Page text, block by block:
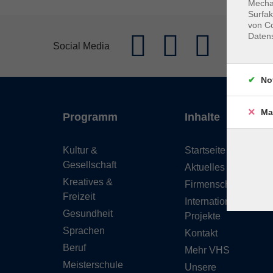
Social Media
Programm
Kultur &
Gesellschaft
Kreatives &
Freizeit
Gesundheit
Sprachen
Beruf
Meisterschule
Inhalte
Startseite
Aktuelles
Firmenschulungen
Internationale
Projekte
Kontakt
Mehr VHS
Unsere
von